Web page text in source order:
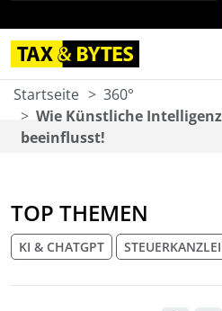
Startseite
360°
Wie Künstliche
beeinflusst!
TOP THEMEN
KI & CHATGPT STEUERKANZLEI